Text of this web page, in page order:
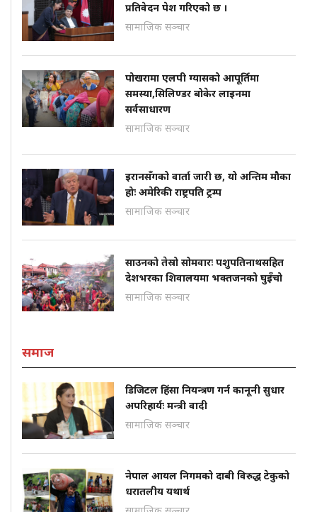
प्रतिवेदन पेश गरिएको छ ।
सामाजिक सञ्चार
पोखरामा एलपी ग्यासको आपूर्तिमा
समस्या,सिलिण्डर बोकेर लाइनमा
सर्वसाधारण
सामाजिक सञ्चार
इरानसँगको वार्ता जारी छ, यो अन्तिम मौका
होः अमेरिकी राष्ट्रपति ट्रम्प
सामाजिक सञ्चार
साउनको तेस्रो सोमवारः पशुपतिनाथसहित
देशभरका शिवालयमा भक्तजनको घुइँचो
सामाजिक सञ्चार
समाज
डिजिटल हिंसा नियन्त्रण गर्न कानूनी सुधार
अपरिहार्यः मन्त्री वादी
सामाजिक सञ्चार
नेपाल आयल निगमको दाबी विरुद्ध टेकुको
धरातलीय यथार्थ